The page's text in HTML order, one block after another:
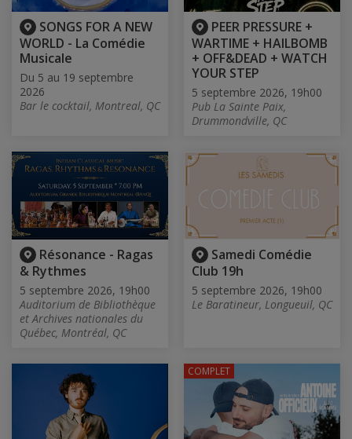
SONGS FOR A NEW
WORLD - La Comédie
Musicale
Du 5 au 19 septembre
2026
Bar le cocktail, Montreal, QC
PEER PRESSURE +
WARTIME + HAILBOMB
+ OFF&DEAD + WATCH
YOUR STEP
5 septembre 2026, 19h00
Pub La Sainte Paix,
Drummondville, QC
Résonance - Ragas
& Rythmes
5 septembre 2026, 19h00
Auditorium de Bibliothèque
et Archives nationales du
Québec, Montréal, QC
Samedi Comédie
Club 19h
5 septembre 2026, 19h00
Le Baratineur, Longueuil, QC
COMPLET